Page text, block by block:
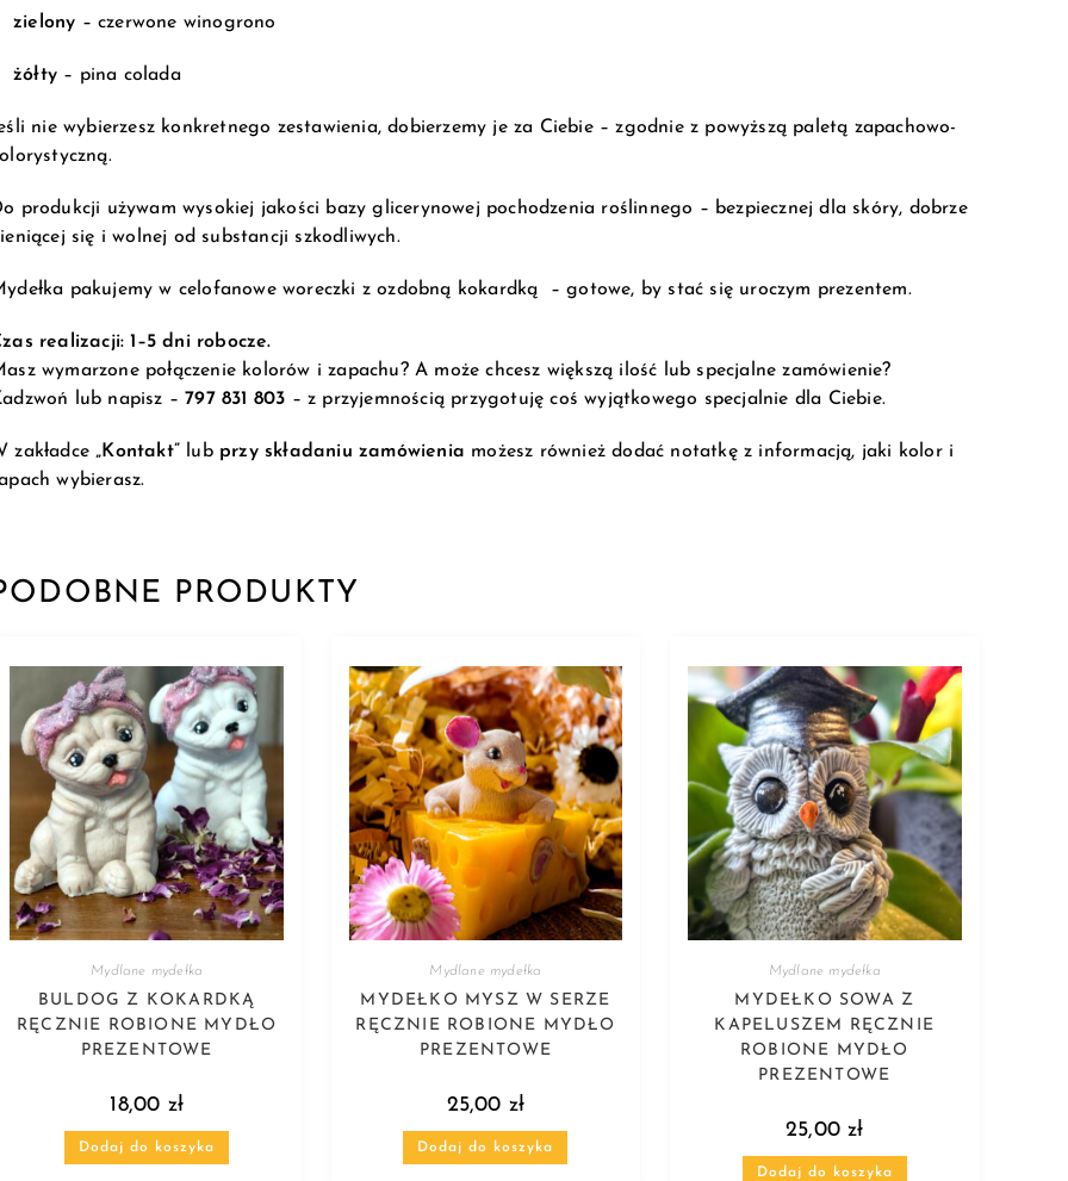
zielony – czerwone winogrono
żółty – pina colada
nie wybierzesz konkretnego zestawienia, dobierzemy je za Ciebie – zgodnie z powyższą paletą zapachowo-
produkcji używam wysokiej jakości bazy glicerynowej pochodzenia roślinnego – bezpiecznej dla skóry, dobrze
się i wolnej od substancji szkodliwych.
pakujemy w celofanowe woreczki z ozdobną kokardką – gotowe, by stać się uroczym prezentem.
realizacji: 1–5 dni robocze.
wymarzone połączenie kolorów i zapachu? A może chcesz większą ilość lub specjalne zamówienie?
lub napisz –797 831 803 – z przyjemnością przygotuję coś wyjątkowego specjalnie dla Ciebie.
zakładce „Kontakt” lub przy składaniu zamówienia możesz również dodać notatkę z informacją, jaki kolor i
wybierasz.
PRODUKTY
Mydlane mydełka
BULDOG Z KOKARDKĄ
RĘCZNIE ROBIONE MYDŁO
PREZENTOWE
18,00 zł
Dodaj do koszyka
Mydlane mydełka
MYDEŁKO MYSZ W SERZE
RĘCZNIE ROBIONE MYDŁO
PREZENTOWE
25,00 zł
Dodaj do koszyka
Mydlane mydełka
MYDEŁKO SOWA Z
KAPELUSZEM RĘCZNIE
ROBIONE MYDŁO
PREZENTOWE
25,00zł
Dodaj do koszyka